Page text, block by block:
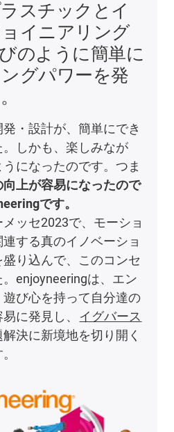
スチックとイ
イニアリング
のように簡単に
グパワーを発
・設計が、簡単にでき
しかも、楽しみなが
になったのです。つま
上が容易になったので
です。
ッセ2023で、モーショ
する真のイノベーショ
り込んで、このコンセ
enjoyneeringは、エン
び心を持って自分達の
に発見し、
イグバース
決に新境地を切り開く